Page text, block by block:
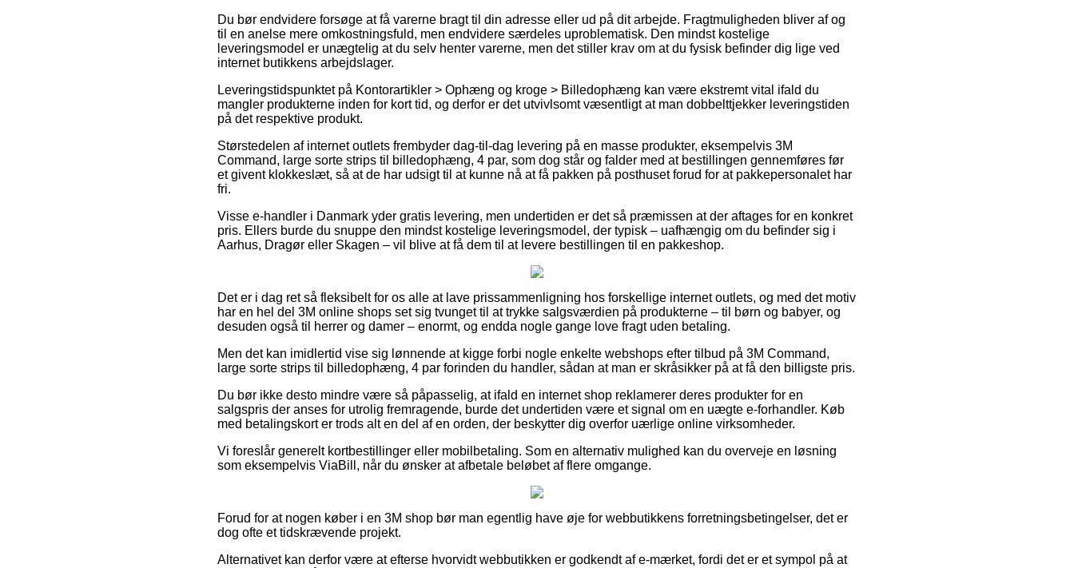
Du bør endvidere forsøge at få varerne bragt til din adresse eller ud på dit arbejde. Fragtmuligheden bliver af og
til en anelse mere omkostningsfuld, men endvidere særdeles uproblematisk. Den mindst kostelige
leveringsmodel er unægtelig at du selv henter varerne, men det stiller krav om at du fysisk befinder dig lige ved
internet butikkens arbejdslager.
Leveringstidspunktet på Kontorartikler > Ophæng og kroge > Billedophæng kan være ekstremt vital ifald du
mangler produkterne inden for kort tid, og derfor er det utvivlsomt væsentligt at man dobbelttjekker leveringstiden
på det respektive produkt.
Størstedelen af internet outlets frembyder dag-til-dag levering på en masse produkter, eksempelvis 3M
Command, large sorte strips til billedophæng, 4 par, som dog står og falder med at bestillingen gennemføres før
et givent klokkeslæt, så at de har udsigt til at kunne nå at få pakken på posthuset forud for at pakkepersonalet har
fri.
Visse e-handler i Danmark yder gratis levering, men undertiden er det så præmissen at der aftages for en konkret
pris. Ellers burde du snuppe den mindst kostelige leveringsmodel, der typisk – uafhængig om du befinder sig i
Aarhus, Dragør eller Skagen – vil blive at få dem til at levere bestillingen til en pakkeshop.
Det er i dag ret så fleksibelt for os alle at lave prissammenligning hos forskellige internet outlets, og med det motiv
har en hel del 3M online shops set sig tvunget til at trykke salgsværdien på produkterne – til børn og babyer, og
desuden også til herrer og damer – enormt, og endda nogle gange love fragt uden betaling.
Men det kan imidlertid vise sig lønnende at kigge forbi nogle enkelte webshops efter tilbud på 3M Command,
large sorte strips til billedophæng, 4 par forinden du handler, sådan at man er skråsikker på at få den billigste pris.
Du bør ikke desto mindre være så påpasselig, at ifald en internet shop reklamerer deres produkter for en
salgspris der anses for utrolig fremragende, burde det undertiden være et signal om en uægte e-forhandler. Køb
med betalingskort er trods alt en del af en orden, der beskytter dig overfor uærlige online virksomheder.
Vi foreslår generelt kortbestillinger eller mobilbetaling. Som en alternativ mulighed kan du overveje en løsning
som eksempelvis ViaBill, når du ønsker at afbetale beløbet af flere omgange.
Forud for at nogen køber i en 3M shop bør man egentlig have øje for webbutikkens forretningsbetingelser, det er
dog ofte et tidskrævende projekt.
Alternativet kan derfor være at efterse hvorvidt webbutikken er godkendt af e-mærket, fordi det er et sympol på at